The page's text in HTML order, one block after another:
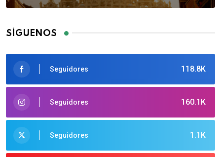
SÍGUENOS
118.8K
Seguidores
160.1K
Seguidores
1.1K
Seguidores